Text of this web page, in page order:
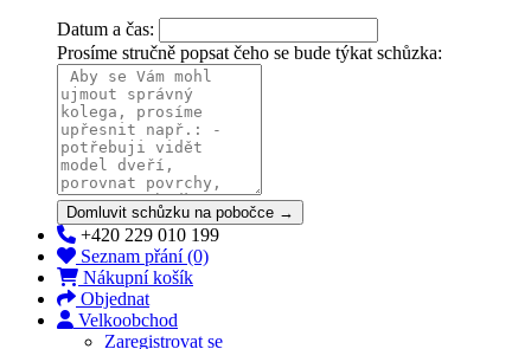
Datum a čas:
Prosíme stručně popsat čeho se bude týkat schůzka:
Domluvit schůzku na pobočce →
+420 229 010 199
Seznam přání (0)
Nákupní košík
Objednat
Velkoobchod
Zaregistrovat se